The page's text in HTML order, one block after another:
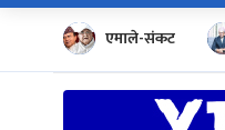
एमाले-संकट